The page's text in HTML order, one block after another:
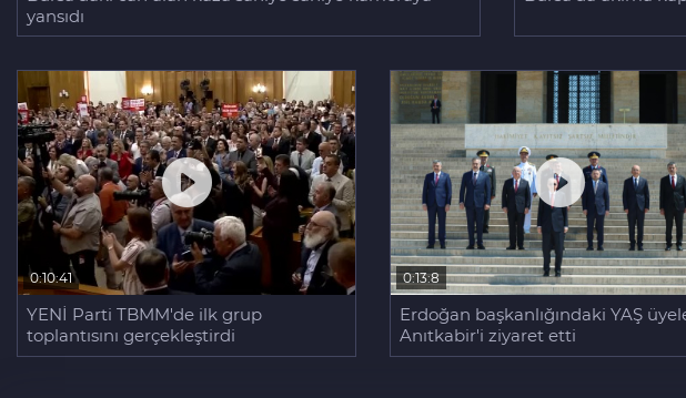
yansıdı
0:10:41
YENİ Parti TBMM'de ilk grup
toplantısını gerçekleştirdi
0:13:8
Erdoğan başkanlığındaki YAŞ
Anıtkabir'i ziyaret etti